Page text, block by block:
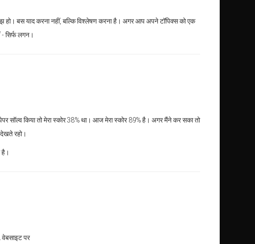
हो। बस याद करना नहीं, बल्कि विश्लेषण करना है। अगर आप अपने टॉपिक्स को एक
- सिर्फ लगन।
किया तो मेरा स्कोर 38% था। आज मेरा स्कोर 89% है। अगर मैंने कर सका तो
रहो।
है।
वेबसाइट पर